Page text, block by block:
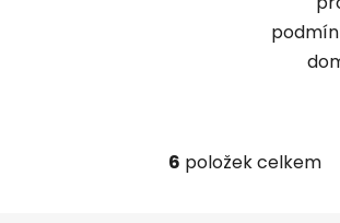
O
6 položek celkem